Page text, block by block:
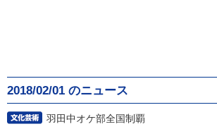
2018/02/01 のニュース
羽田中オケ部全国制覇